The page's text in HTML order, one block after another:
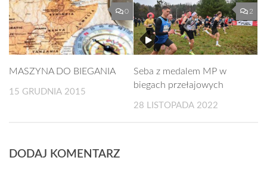
0
MASZYNA DO BIEGANIA
15 GRUDNIA 2015
2
Seba z medalem MP w
biegach przełajowych
28 LISTOPADA 2022
DODAJ KOMENTARZ